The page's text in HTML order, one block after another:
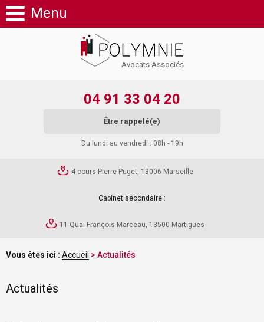
Menu
Avocats Associés
04 91 33 04 20
Être rappelé(e)
Du lundi au vendredi : 08h - 19h
4 cours Pierre Puget, 13006 Marseille
Cabinet secondaire :
11 Quai François Marceau, 13500 Martigues
Vous êtes ici : Accueil > Actualités
Actualités